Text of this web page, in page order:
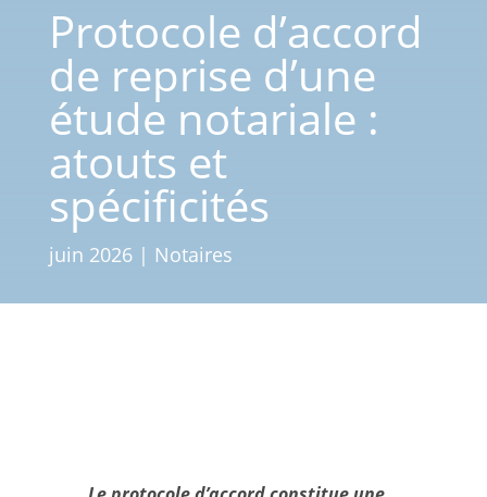
Protocole d’accord
de reprise d’une
étude notariale :
atouts et
spécificités
juin 2026| Notaires